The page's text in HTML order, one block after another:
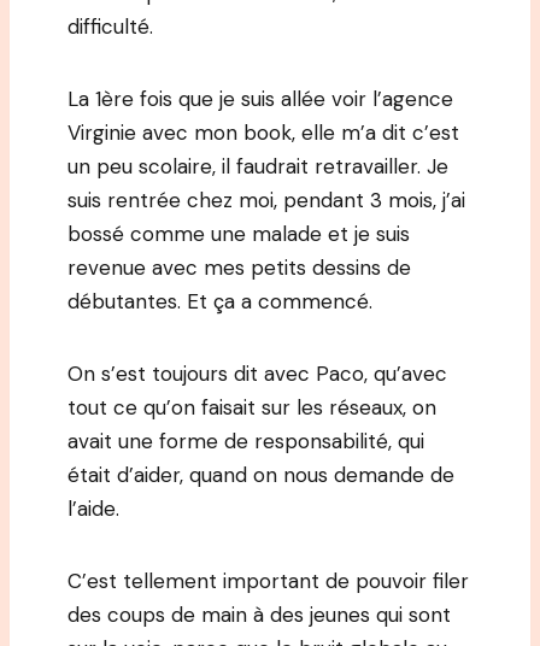
difficulté.
La 1ère fois que je suis allée voir l’agence
Virginie avec mon book, elle m’a dit c’est
un peu scolaire, il faudrait retravailler. Je
suis rentrée chez moi, pendant 3 mois, j’ai
bossé comme une malade et je suis
revenue avec mes petits dessins de
débutantes. Et ça a commencé.
On s’est toujours dit avec Paco, qu’avec
tout ce qu’on faisait sur les réseaux, on
avait une forme de responsabilité, qui
était d’aider, quand on nous demande de
l’aide.
C’est tellement important de pouvoir filer
des coups de main à des jeunes qui sont